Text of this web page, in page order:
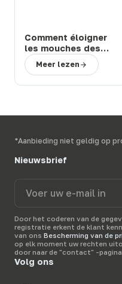
Comment éloigner
les mouches des
chevaux et bovins
en prairie : solutions
Meer lezen
*Aanbieding niet geldig op
Nieuwsbrief
mail
in
Door het coderen van de
registratie erkent de klant
van ons Bescherming van de
op elk moment uw rechten
door naar de "contact" -
Volg ons